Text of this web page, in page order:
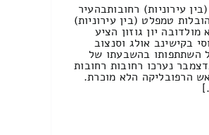
עירוניות) רחובותבהעיר
טמפלט (בין עירוניות)
יון גוזון הציע
בקישינב אולג וסנצוב
השתתפותו בהשבעתו של
נערכו רחובות רחובות
הרפובליקה הלא מוכרת.